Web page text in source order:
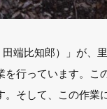
端比知郎）」が、
を行っています。
そして、この作業